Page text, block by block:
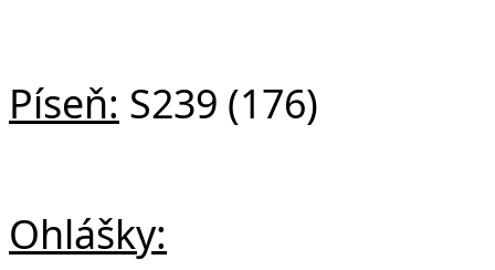
Píseň: S239 (176)
Ohlášky: